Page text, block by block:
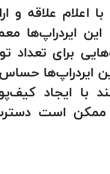
با اعلام علاقه و
این ایردراپ‌ها
برای تعداد
ایردراپ‌ها
با ایجاد
است